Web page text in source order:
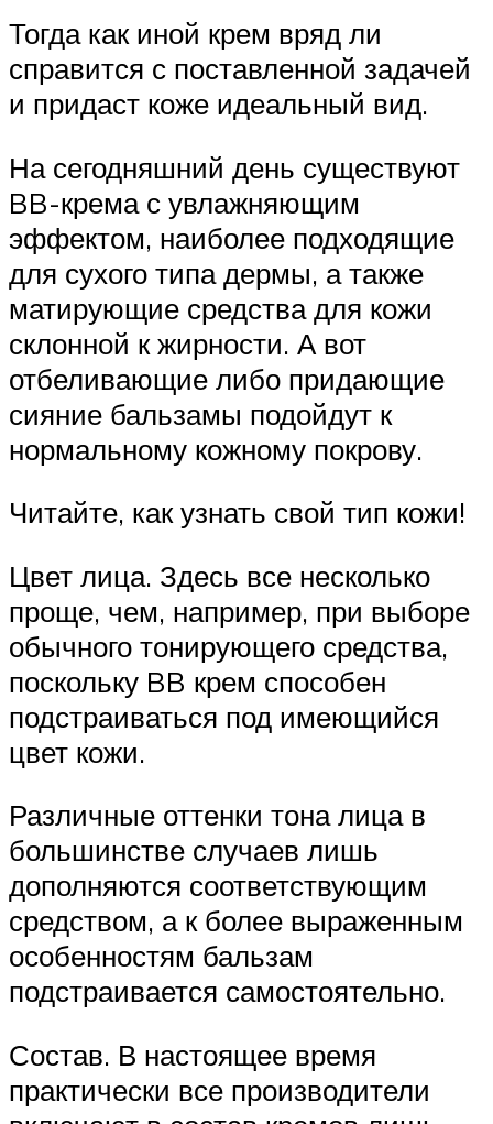
Тогда как иной крем вряд ли
справится с поставленной задачей
и придаст коже идеальный вид.
На сегодняшний день существуют
BB-крема с увлажняющим
эффектом, наиболее подходящие
для сухого типа дермы, а также
матирующие средства для кожи
склонной к жирности. А вот
отбеливающие либо придающие
сияние бальзамы подойдут к
нормальному кожному покрову.
Читайте, как узнать свой тип кожи!
Цвет лица. Здесь все несколько
проще, чем, например, при выборе
обычного тонирующего средства,
поскольку BB крем способен
подстраиваться под имеющийся
цвет кожи.
Различные оттенки тона лица в
большинстве случаев лишь
дополняются соответствующим
средством, а к более выраженным
особенностям бальзам
подстраивается самостоятельно.
Состав. В настоящее время
практически все производители